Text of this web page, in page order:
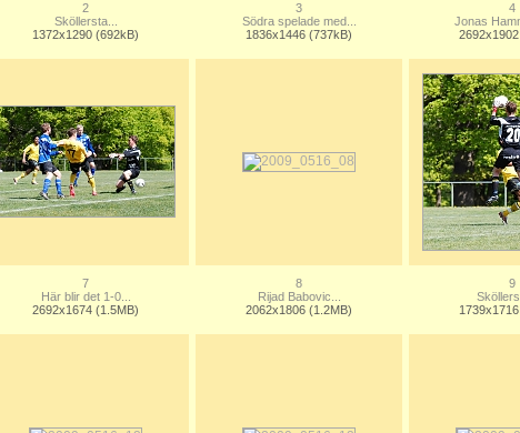
2
Sköllersta...
1372x1290 (692kB)
3
Södra spelade med...
1836x1446 (737kB)
4
Jonas
7
Här blir det 1-0...
2692x1674 (1.5MB)
8
Rijad Babovic...
2062x1806 (1.2MB)
9